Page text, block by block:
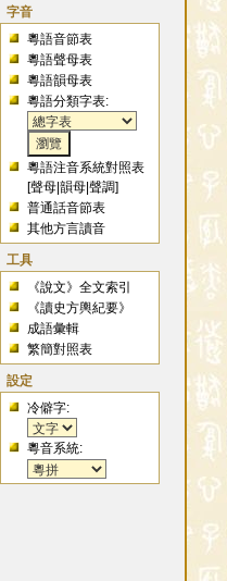
字音
粵語音節表
粵語聲母表
粵語韻母表
粵語分類字表:
粵語注音系統對照表
[聲母 |韻母 |聲調]
普通話音節表
其他方言讀音
工具
《說文》全文索引
《讀史方輿紀要》
成語彙輯
繁簡對照表
設定
冷僻字:
粵音系統: